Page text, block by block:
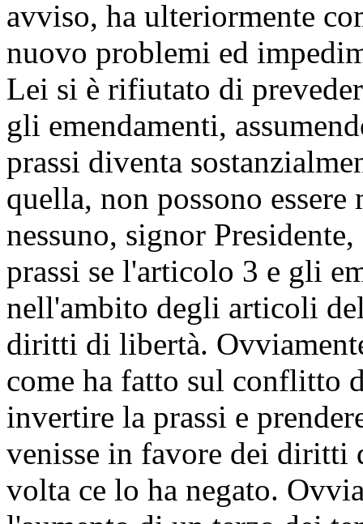
avviso, ha ulteriormente
nuovo problemi ed
Lei si è rifiutato di
gli emendamenti,
prassi diventa
quella, non possono
nessuno, signor
prassi se l'articolo 3 e gli
nell'ambito degli articoli
diritti di libertà.
come ha fatto sul conflitto
invertire la prassi e
venisse in favore dei diritti
volta ce lo ha negato.